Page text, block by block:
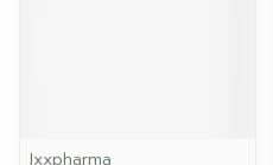
Ixxpharma